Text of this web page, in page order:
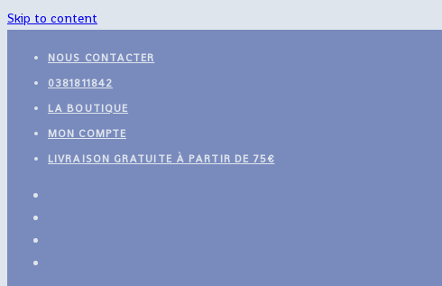
Skip to content
NOUS CONTACTER
0381811842
LA BOUTIQUE
MON COMPTE
LIVRAISON GRATUITE À PARTIR DE 75€